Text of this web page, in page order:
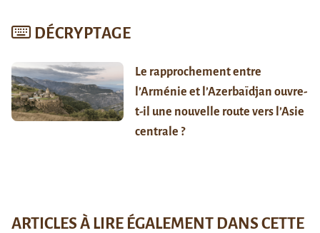
DÉCRYPTAGE
Le rapprochement entre
l’Arménie et l’Azerbaïdjan ouvre-
t-il une nouvelle route vers l’Asie
centrale ?
ARTICLES À LIRE ÉGALEMENT DANS CETTE